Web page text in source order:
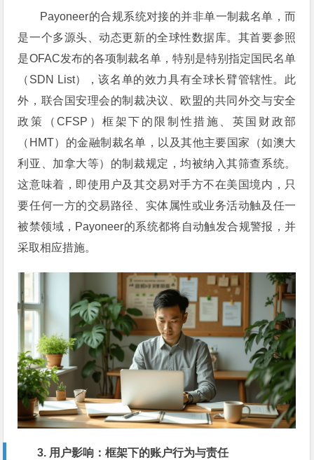
Payoneer的合规系统对接的并非单一制裁名单，而
是一个多源头、动态更新的全球性数据库。其首要参照
是OFAC发布的各项制裁名单，特别是特别指定国民名单
（SDN List），该名单的效力具有全球长臂管辖性。此
外，联合国安理会的制裁决议、欧盟的共同外交与安全
政策（CFSP）框架下的限制性措施、英国财政部
（HMT）的金融制裁名单，以及其他主要国家（如澳大
利亚、加拿大等）的制裁规定，均被纳入其筛查系统。
这意味着，即使用户及其交易对手方不在美国境内，只
要任何一方的交易路径、实体属性或业务活动触及任一
被禁领域，Payoneer的系统都将自动触发合规警报，并
采取相应措施。
3. 用户影响：框架下的账户行为与责任